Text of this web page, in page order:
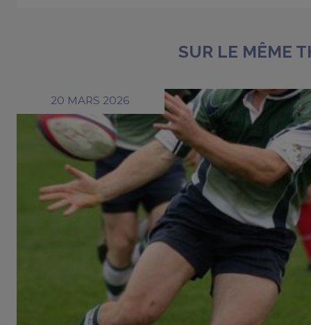
SUR LE MÊME
20 MARS 2026